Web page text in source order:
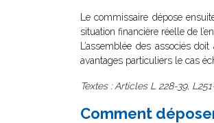
Le commissaire dépose
situation financière réelle de
L’assemblée des associés
avantages particuliers le cas
Textes : Articles L 228-39,
Comment